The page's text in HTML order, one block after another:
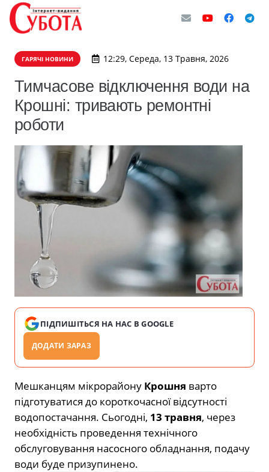
ГАРЯЧІ НОВИНИ 12:29, Середа, 13 Травня, 2026
Тимчасове відключення води на
Крошні: тривають ремонтні
роботи
ПІДПИШІТЬСЯ НА НАС В GOOGLE
ДОДАТИ ЗАРАЗ
Мешканцям мікрорайону Крошня варто
підготуватися до короткочасної відсутності
водопостачання. Сьогодні, 13 травня, через
необхідність проведення технічного
обслуговування насосного обладнання, подачу
води буде призупинено.